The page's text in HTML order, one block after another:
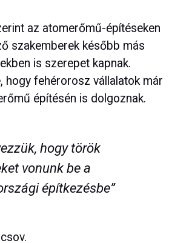
az atomerőmű-építéseken
szakemberek később más
is szerepet kapnak.
hogy fehérorosz vállalatok már
építésén is dolgoznak.
hogy török
vonunk be a
építkezésbe”